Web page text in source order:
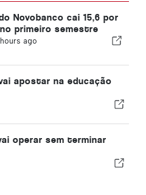
Novobanco cai 15,6 por
primeiro semestre
ago
apostar na educação
operar sem terminar